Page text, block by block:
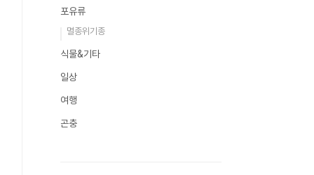
포유류
멸종위기종
식물&기타
일상
여행
곤충